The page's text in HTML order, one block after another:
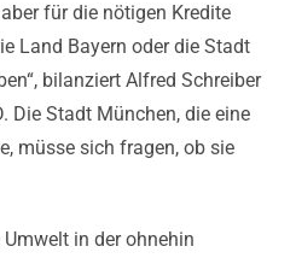
für die nötigen Kredite
Land Bayern oder die Stadt
bilanziert Alfred Schreiber
Die Stadt München, die eine
müsse sich fragen, ob sie
in der ohnehin